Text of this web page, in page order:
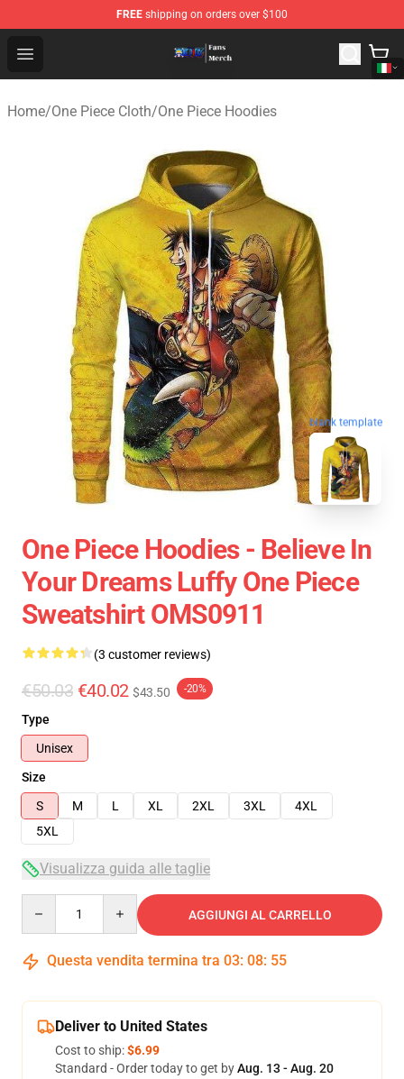
FREE shipping on orders over $100
Open menu
One Piece Store - Official One Piece Merchandise Shop
Home/One Piece Cloth/One Piece Hoodies
blank template
One Piece Hoodies - Believe In
Your Dreams Luffy One Piece
Sweatshirt OMS0911
(3 customer reviews)
€50.03 €40.02 $43.50 -20%
Type
Unisex
Size
S
M L XL 2XL 3XL
4XL
5XL
Visualizza guida alle taglie
AGGIUNGI AL CARRELLO
Questa vendita termina tra 03: 08: 54
Deliver to United States
Cost to ship:$6.99
Standard - Order today to get byAug. 13 - Aug. 20